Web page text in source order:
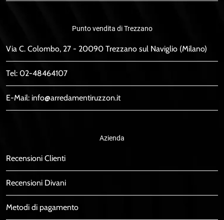
Punto vendita di Trezzano
Via C. Colombo, 27 - 20090 Trezzano sul Naviglio (Milano)
Tel: 02-48464107
E-Mail: info@arredamentiruzzon.it
Azienda
Recensioni Clienti
Recensioni Divani
Metodi di pagamento